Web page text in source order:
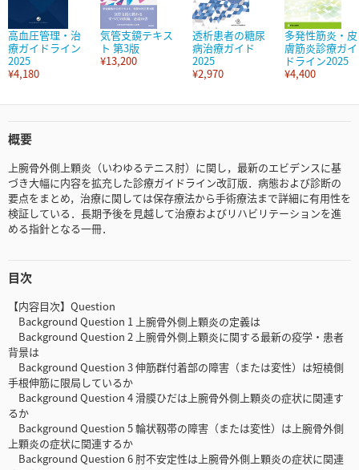
高血圧管理・治
療ガイドライン
2025
¥4,180
気管支鏡テキス
ト 第3版
¥13,200
透析患者の糖尿
病治療ガイド
2025
¥2,970
多発性筋炎・皮
膚筋炎診療ガイ
ドライン2025
¥4,400
概要
上腕骨外側上顆炎（いわゆるテニス肘）に関し，最新のエビデンスに基
づき大幅に内容を拡充した診療ガイドライン改訂版．病態および診断の
要点をまとめ，治療に関しては保存療法から手術療法まで詳細に有用性を
検証している．長期予後を見越して治療およびリハビリテーションを進
める指針となる一冊．
目次
【内容目次】Question
Background Question 1 上腕骨外側上顆炎の定義は
Background Question 2 上腕骨外側上顆炎に関する最新の疫学・患者
背景は
Background Question 3 伸筋群付着部の障害（または変性）は短橈側
手根伸筋に限局しているか
Background Question 4 滑膜ひだは上腕骨外側上顆炎の症状に関連す
るか
Background Question 5 輪状靱帯の障害（または変性）は上腕骨外側
上顆炎の症状に関連するか
Background Question 6 肘不安定性は上腕骨外側上顆炎の症状に関連